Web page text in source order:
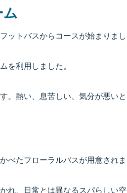
ットバスからコースが始まりまし
を利用しました。
。熱い、息苦しい、気分が悪い
べたフローラルバスが用意されま
れ、日常とは異なるスパらしい